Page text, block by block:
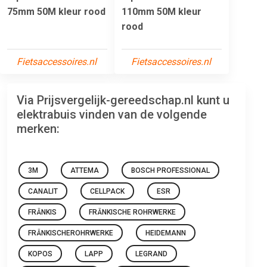
75mm 50M kleur rood
Fietsaccessoires.nl
110mm 50M kleur
rood
Fietsaccessoires.nl
Via Prijsvergelijk-gereedschap.nl kunt u
elektrabuis vinden van de volgende
merken:
3M ATTEMA BOSCH PROFESSIONAL
CANALIT CELLPACK ESR
FRÄNKIS FRÄNKISCHE ROHRWERKE
FRÄNKISCHEROHRWERKE HEIDEMANN
KOPOS LAPP LEGRAND